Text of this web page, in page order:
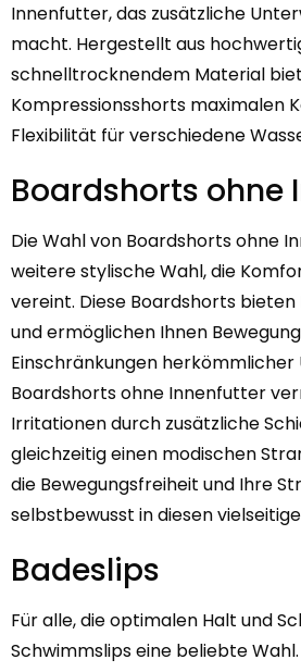
Innenfutter, das zusätzliche
macht. Hergestellt aus
schnelltrocknendem Material
Kompressionsshorts maximalen
Flexibilität für verschiedene
Boardshorts ohne
Die Wahl von Boardshorts ohne
weitere stylische Wahl, die
vereint. Diese Boardshorts
und ermöglichen Ihnen
Einschränkungen herkömmlicher
Boardshorts ohne Innenfutter
Irritationen durch zusätzliche
gleichzeitig einen modischen
die Bewegungsfreiheit und Ihre
selbstbewusst in diesen
Badeslips
Für alle, die optimalen Halt und
Schwimmslips eine beliebte